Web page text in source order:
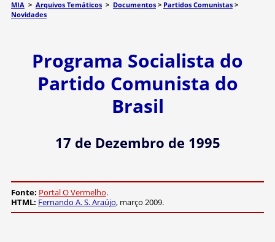
MIA> Arquivos Temáticos> Documentos> Partidos Comunistas>
Novidades
Programa Socialista do
Partido Comunista do
Brasil
17 de Dezembro de 1995
Fonte: Portal O Vermelho.
HTML: Fernando A. S. Araújo, março 2009.